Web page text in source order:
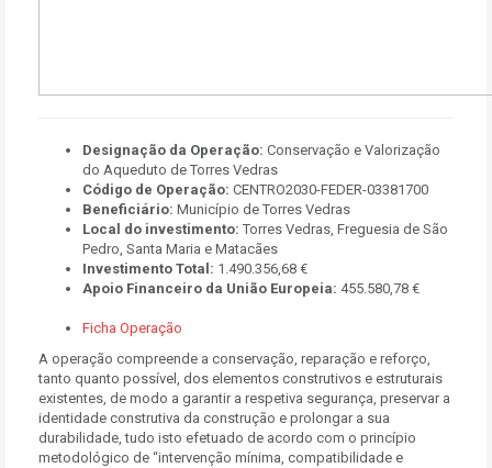
Designação da Operação: Conservação e Valorização
do Aqueduto de Torres Vedras
Código de Operação: CENTRO2030-FEDER-03381700
Beneficiário: Município de Torres Vedras
Local do investimento: Torres Vedras, Freguesia de São
Pedro, Santa Maria e Matacães
Investimento Total: 1.490.356,68 €
Apoio Financeiro da União Europeia: 455.580,78 €
Ficha Operação
A operação compreende a conservação, reparação e reforço,
tanto quanto possível, dos elementos construtivos e estruturais
existentes, de modo a garantir a respetiva segurança, preservar a
identidade construtiva da construção e prolongar a sua
durabilidade, tudo isto efetuado de acordo com o princípio
metodológico de “intervenção mínima, compatibilidade e